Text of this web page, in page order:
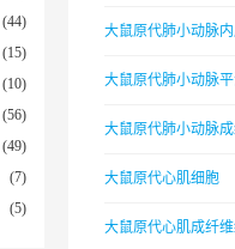
(44)
(15)
(10)
(56)
(49)
(7)
(5)
大鼠原代肺小动脉
大鼠原代肺小动脉
大鼠原代肺小动脉
大鼠原代心肌细胞
大鼠原代心肌成纤